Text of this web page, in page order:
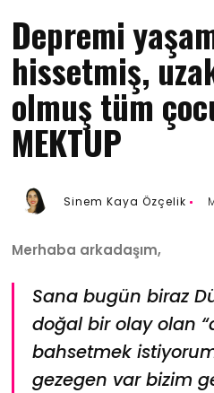
Depremi
hissetmiş,
olmuş tüm
MEKTUP
Sinem Kaya Özçelik
Merhaba arkadaşım,
Sana bugün biraz
doğal bir olay olan
bahsetmek
gezegen var bizim